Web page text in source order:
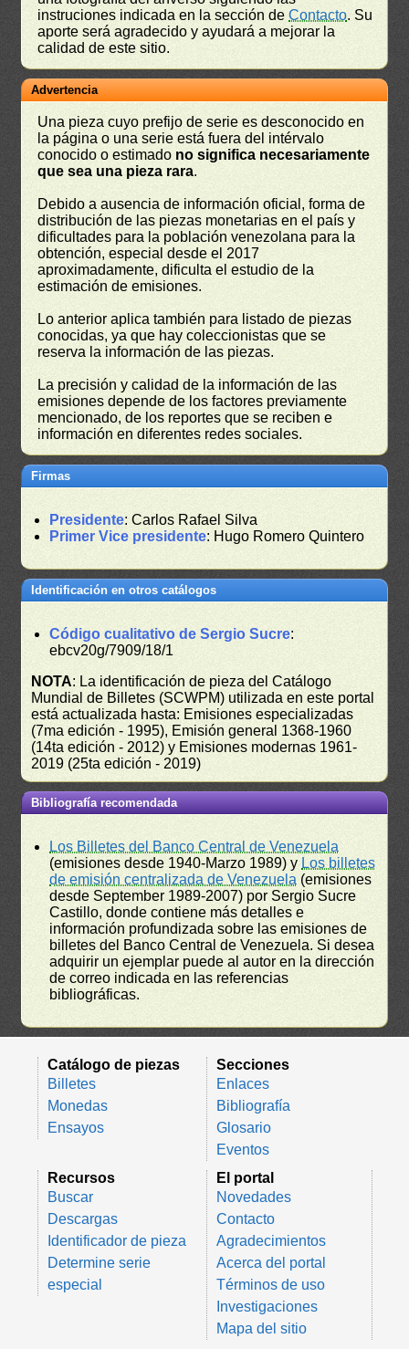
instruciones indicada en la sección deContacto. Su
aporte será agradecido y ayudará a mejorar la
calidad de este sitio.
Advertencia
Una pieza cuyo prefijo de serie es desconocido en
la página o una serie está fuera del intérvalo
conocido o estimado no significa necesariamente
que sea una pieza rara.
Debido a ausencia de información oficial, forma de
distribución de las piezas monetarias en el país y
dificultades para la población venezolana para la
obtención, especial desde el 2017
aproximadamente, dificulta el estudio de la
estimación de emisiones.
Lo anterior aplica también para listado de piezas
conocidas, ya que hay coleccionistas que se
reserva la información de las piezas.
La precisión y calidad de la información de las
emisiones depende de los factores previamente
mencionado, de los reportes que se reciben e
información en diferentes redes sociales.
Firmas
Presidente: Carlos Rafael Silva
Primer Vice presidente: Hugo Romero Quintero
Identificación en otros catálogos
Código cualitativo de Sergio Sucre:
ebcv20g/7909/18/1
NOTA: La identificación de pieza del Catálogo
Mundial de Billetes (SCWPM) utilizada en este portal
está actualizada hasta: Emisiones especializadas
(7ma edición - 1995), Emisión general 1368-1960
(14ta edición - 2012) y Emisiones modernas 1961-
2019 (25ta edición - 2019)
Bibliografía recomendada
Los Billetes del Banco Central de Venezuela
(emisiones desde 1940-Marzo 1989) y Los billetes
de emisión centralizada de Venezuela (emisiones
desde September 1989-2007) por Sergio Sucre
Castillo, donde contiene más detalles e
información profundizada sobre las emisiones de
billetes del Banco Central de Venezuela. Si desea
adquirir un ejemplar puede al autor en la dirección
de correo indicada en las referencias
bibliográficas.
Catálogo de piezas
Billetes
Monedas
Ensayos
Secciones
Enlaces
Bibliografía
Glosario
Eventos
Recursos
Buscar
Descargas
Identificador de pieza
Determine serie
especial
El portal
Novedades
Contacto
Agradecimientos
Acerca del portal
Términos de uso
Investigaciones
Mapa del sitio